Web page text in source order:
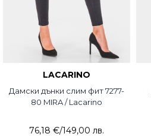
LACARINO
Дамски дънки слим фит 7277-
80 MIRA / Lacarino
76,18 €/149,00 лв.